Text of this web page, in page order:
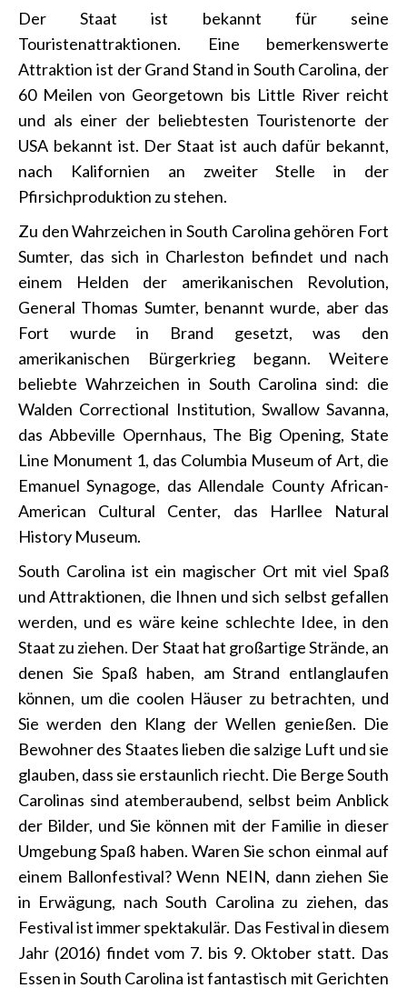
Der Staat ist bekannt für seine
Touristenattraktionen. Eine bemerkenswerte
Attraktion ist der Grand Stand in South Carolina, der
60 Meilen von Georgetown bis Little River reicht
und als einer der beliebtesten Touristenorte der
USA bekannt ist. Der Staat ist auch dafür bekannt,
nach Kalifornien an zweiter Stelle in der
Pfirsichproduktion zu stehen.
Zu den Wahrzeichen in South Carolina gehören Fort
Sumter, das sich in Charleston befindet und nach
einem Helden der amerikanischen Revolution,
General Thomas Sumter, benannt wurde, aber das
Fort wurde in Brand gesetzt, was den
amerikanischen Bürgerkrieg begann. Weitere
beliebte Wahrzeichen in South Carolina sind: die
Walden Correctional Institution, Swallow Savanna,
das Abbeville Opernhaus, The Big Opening, State
Line Monument 1, das Columbia Museum of Art, die
Emanuel Synagoge, das Allendale County African-
American Cultural Center, das Harllee Natural
History Museum.
South Carolina ist ein magischer Ort mit viel Spaß
und Attraktionen, die Ihnen und sich selbst gefallen
werden, und es wäre keine schlechte Idee, in den
Staat zu ziehen. Der Staat hat großartige Strände, an
denen Sie Spaß haben, am Strand entlanglaufen
können, um die coolen Häuser zu betrachten, und
Sie werden den Klang der Wellen genießen. Die
Bewohner des Staates lieben die salzige Luft und sie
glauben, dass sie erstaunlich riecht. Die Berge South
Carolinas sind atemberaubend, selbst beim Anblick
der Bilder, und Sie können mit der Familie in dieser
Umgebung Spaß haben. Waren Sie schon einmal auf
einem Ballonfestival? Wenn NEIN, dann ziehen Sie
in Erwägung, nach South Carolina zu ziehen, das
Festival ist immer spektakulär. Das Festival in diesem
Jahr (2016) findet vom 7. bis 9. Oktober statt. Das
Essen in South Carolina ist fantastisch mit Gerichten